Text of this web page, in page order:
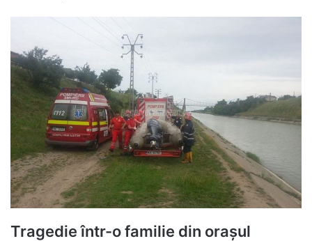
Tragedie într-o familie din orașul